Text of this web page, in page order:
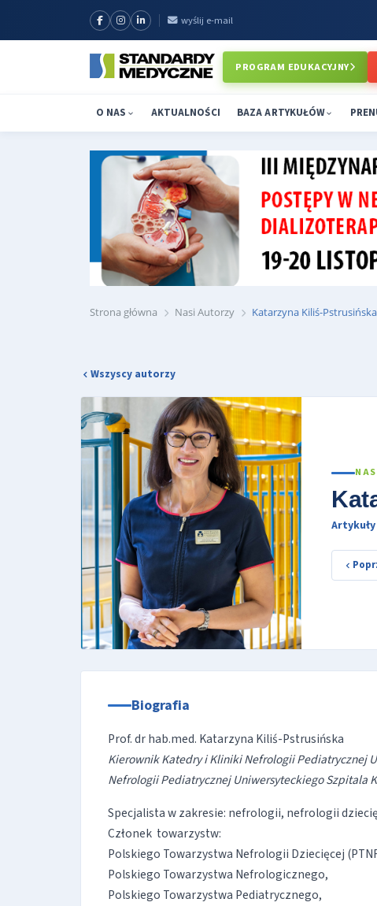
wyślij e-mail
PROGRAM EDUKACYJNY
O NAS AKTUALNOŚCI BAZA ARTYKUŁÓW
Strona główna Nasi Autorzy Katarzyna Kiliś-Pstrusińska
Wszyscy autorzy
Artykuły
Biografia
Prof. dr hab.med. Katarzyna Kiliś-Pstrusińska
Kierownik Katedry i Kliniki Nefrologii Pediatrycznej
Nefrologii Pediatrycznej Uniwersyteckiego Szpitala
Specjalista w zakresie: nefrologii, nefrologii
Członek towarzystw:
Polskiego Towarzystwa Nefrologii Dziecięcej
Polskiego Towarzystwa Nefrologicznego,
Polskiego Towarzystwa Pediatrycznego,